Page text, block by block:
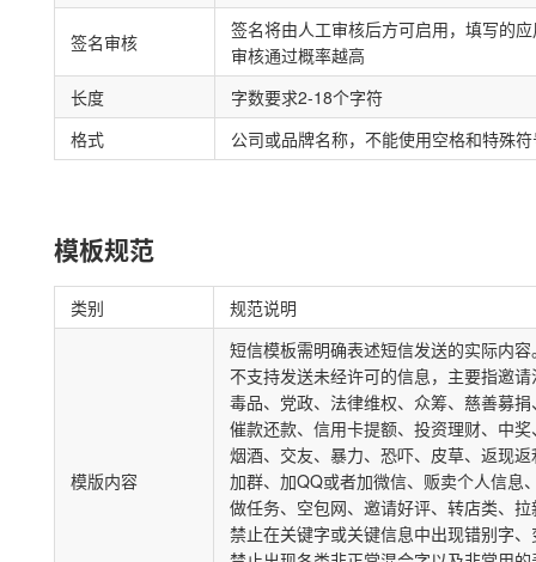
签名审核
签名将由人工审核后方可启用，填写的
审核通过概率越高
长度
字数要求2-18个字符
格式
公司或品牌名称，不能使用空格和特殊
模板规范
类别 规范说明
模版内容
短信模板需明确表述短信发送的实际内
不支持发送未经许可的信息，主要指邀
毒品、党政、法律维权、众筹、慈善募
催款还款、信用卡提额、投资理财、中
烟酒、交友、暴力、恐吓、皮草、返现
加群、加QQ或者加微信、贩卖个人信息
做任务、空包网、邀请好评、转店类、
禁止在关键字或关键信息中出现错别字